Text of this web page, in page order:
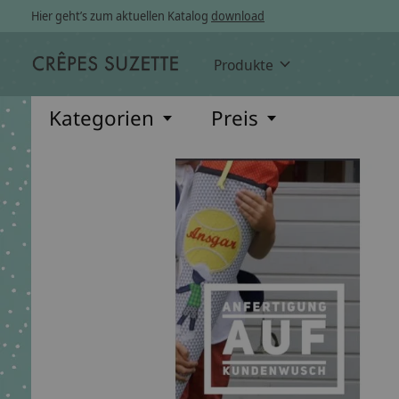
Hier geht’s zum aktuellen Katalog download
Produkte
Kategorien Preis